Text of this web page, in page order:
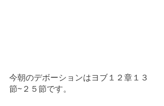
今朝のデボーションはヨブ１２章１３
節~２５節です。